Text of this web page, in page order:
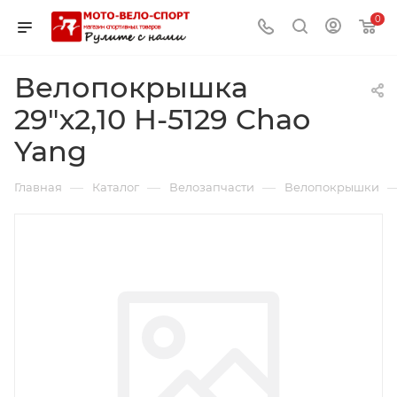
0
Велопокрышка
29"х2,10 H-5129 Chao
Yang
Главная — Каталог — Велозапчасти — Велопокрышки